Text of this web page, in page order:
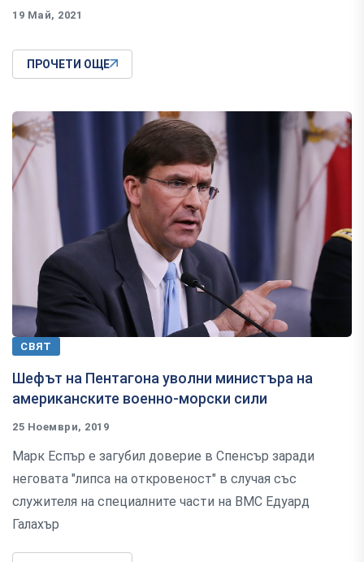
19 Май, 2021
ПРОЧЕТИ ОЩЕ
СВЯТ
Шефът на Пентагона уволни министъра на
американските военно-морски сили
25 Ноември, 2019
Марк Еспър е загубил доверие в Спенсър заради
неговата "липса на откровеност" в случая със
служителя на специалните части на ВМС Едуард
Галахър